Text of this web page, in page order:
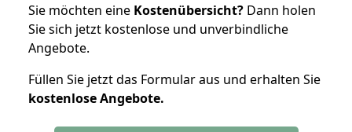
Sie möchten eine Kostenübersicht? Dann holen
Sie sich jetzt kostenlose und unverbindliche
Angebote.
Füllen Sie jetzt das Formular aus und erhalten Sie
kostenloseAngebote.